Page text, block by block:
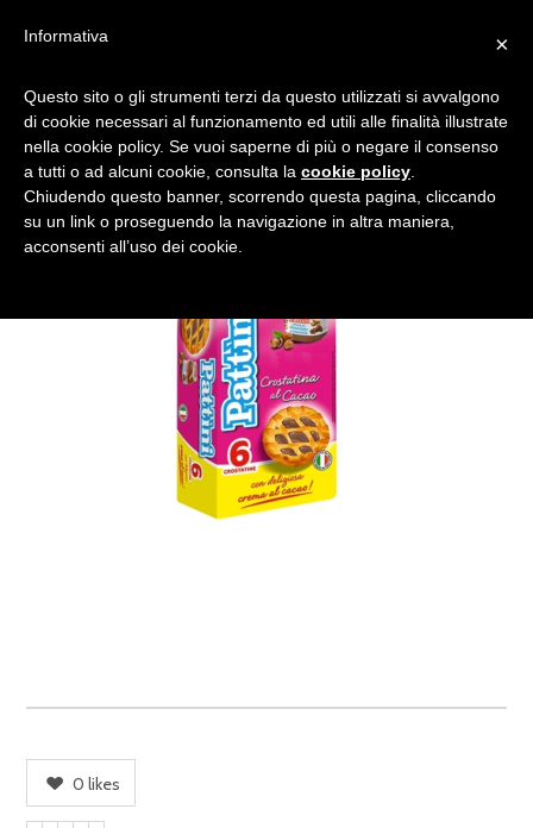
0 likes
×
Informativa
Questo sito o gli strumenti terzi da questo utilizzati si avvalgono
di cookie necessari al funzionamento ed utili alle finalità illustrate
nella cookie policy. Se vuoi saperne di più o negare il consenso
a tutti o ad alcuni cookie, consulta la cookie policy
Chiudendo questo banner, scorrendo questa pagina, cliccando
su un link o proseguendo la navigazione in altra maniera,
acconsenti all’uso dei cookie.